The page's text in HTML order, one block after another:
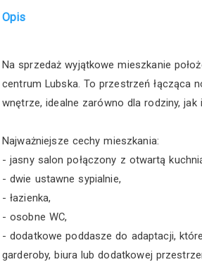
Opis
Na sprzedaż wyjątkowe mieszkanie
centrum Lubska. To przestrzeń łącząca
wnętrze, idealne zarówno dla rodziny, jak
Najważniejsze cechy mieszkania:
- jasny salon połączony z otwartą
- dwie ustawne sypialnie,
- łazienka,
- osobne WC,
- dodatkowe poddasze do adaptacji,
garderoby, biura lub dodatkowej